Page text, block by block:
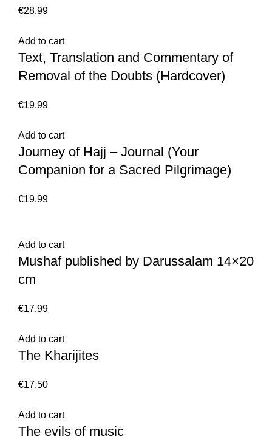
€
Add to cart
Text, Translation and Commentary of
Removal of the Doubts (Hardcover)
€
Add to cart
Journey of Hajj – Journal (Your
Companion for a Sacred Pilgrimage)
€
Add to cart
Mushaf published by Darussalam 14×20
cm
€
Add to cart
The Kharijites
€
Add to cart
The evils of music